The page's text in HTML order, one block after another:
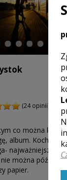
(24 opinii)
co można kupić
album. Kochamy
najważniejsze są
można później
papier.